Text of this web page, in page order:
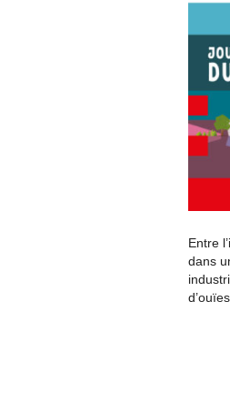
Entre
dans